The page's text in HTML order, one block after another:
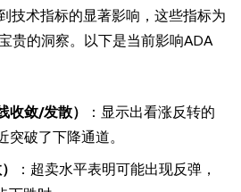
技术指标的显著影响，这些指标为
贵的洞察。以下是当前影响ADA
收敛/发散）
：显示出看涨反转的
突破了下降通道。
：超卖水平表明可能出现反弹，